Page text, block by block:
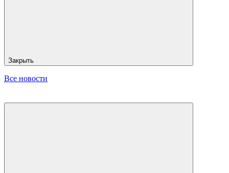
Закрыть
Все новости